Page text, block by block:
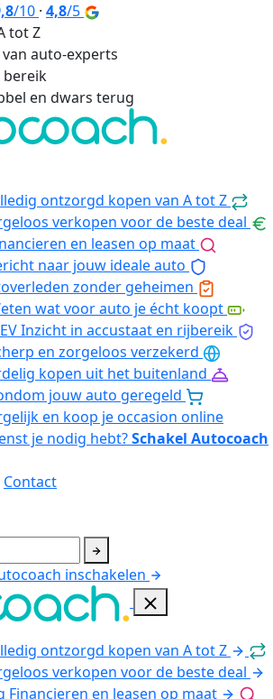
/10 · 4,8/5
tot Z
auto-experts
bereik
en dwars terug
ontzorgd kopen van A tot Z
verkopen voor de beste deal
en leasen op maat
naar jouw ideale auto
zonder geheimen
wat voor auto je écht koopt
Inzicht in accustaat en rijbereik
en zorgeloos verzekerd
kopen uit het buitenland
jouw auto geregeld
en koop je occasion online
je nodig hebt?Schakel Autocoach
Contact
inschakelen
ontzorgd kopen van A tot Z
verkopen voor de beste deal
Financieren en leasen op maat